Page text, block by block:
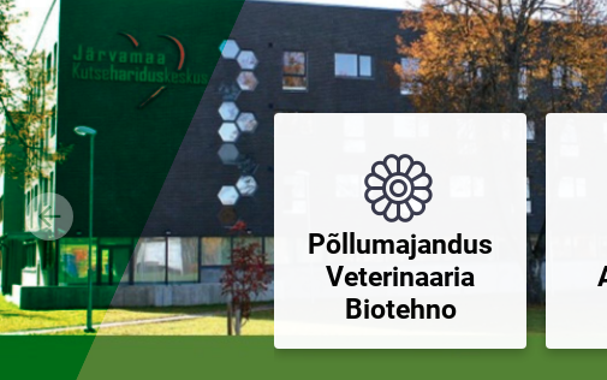
Põllumajandus
Veterinaaria
Biotehno